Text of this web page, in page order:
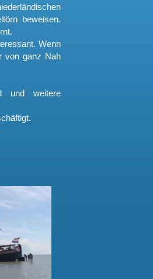
beweisen.
Wenn
von ganz Nah
und weitere